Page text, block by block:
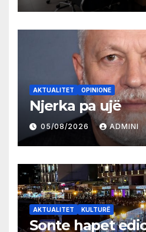
AKTUALITET OPINIONE
Njerka pa ujë
05/08/2026 ADMINI
AKTUALITET KULTURË
Sonte hapet